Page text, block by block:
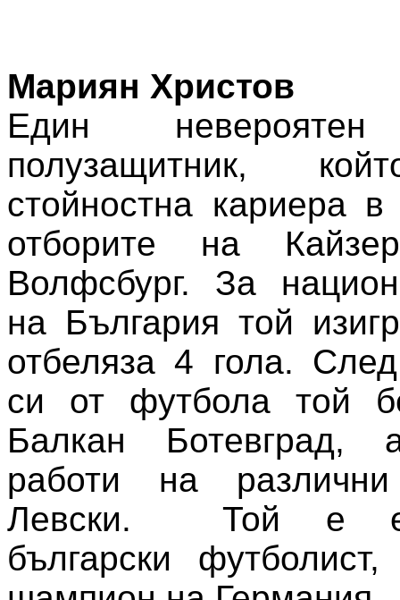
Мариян Христов
Един невероятен
полузащитник,
стойностна кариера
отборите на
Волфсбург. За
на България той
отбеляза 4 гола. След
си от футбола той
Балкан Ботевград,
работи на
Левски. Той е
български